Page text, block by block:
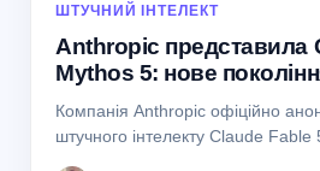
ШТУЧНИЙ ІНТЕЛЕКТ
Anthropic представила
Mythos 5: нове
підвищеною безпекою
Компанія Anthropic офіційно
штучного інтелекту Claude